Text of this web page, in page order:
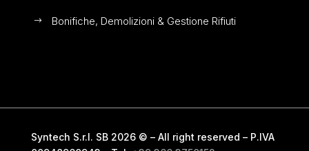
$ Bonifiche, Demolizioni & Gestione Rifiuti
Syntech S.r.l. SB 2026 © – All right reserved – P.IVA